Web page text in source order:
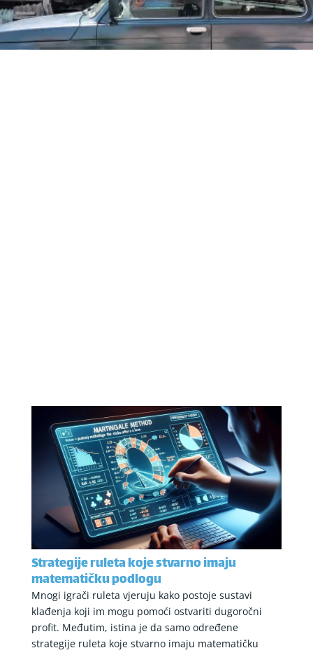
Strategije ruleta koje stvarno imaju
matematičku podlogu
Mnogi igrači ruleta vjeruju kako postoje sustavi
klađenja koji im mogu pomoći ostvariti dugoročni
profit. Međutim, istina je da samo određene
strategije ruleta koje stvarno imaju matematičku